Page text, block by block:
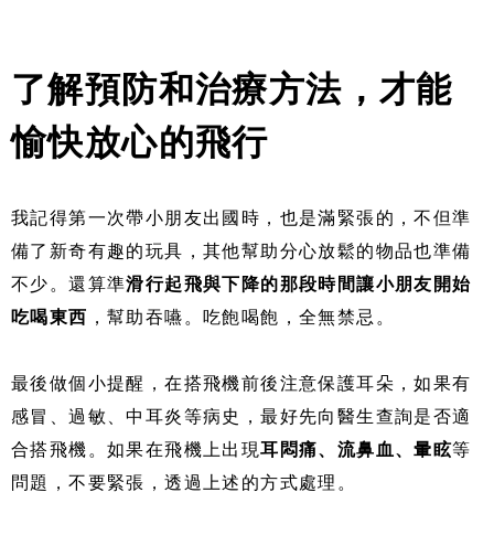
了解預防和治療方法，才能
愉快放心的飛行
我記得第一次帶小朋友出國時，也是滿緊張的，不但準
備了新奇有趣的玩具，其他幫助分心放鬆的物品也準備
不少。還算準滑行起飛與下降的那段時間讓小朋友開始
吃喝東西 ，幫助吞嚥。吃飽喝飽，全無禁忌。
最後做個小提醒，在搭飛機前後注意保護耳朵，如果有
感冒、過敏、中耳炎等病史，最好先向醫生查詢是否適
合搭飛機。如果在飛機上出現耳悶痛、流鼻血、暈眩等
問題，不要緊張，透過上述的方式處理。